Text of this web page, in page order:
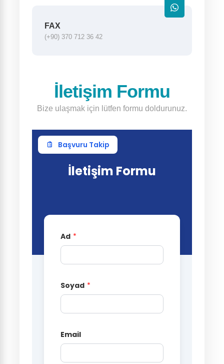
FAX
(+90) 370 712 36 42
İletişim Formu
Bize ulaşmak için lütfen formu doldurunuz.